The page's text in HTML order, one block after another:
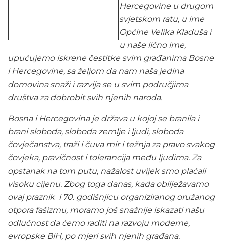
Hercegovine u drugom
svjetskom ratu, u ime
Općine Velika Kladuša i
u naše lično ime,
upućujemo iskrene čestitke svim građanima Bosne
i Hercegovine, sa željom da nam naša jedina
domovina snaži i razvija se u svim područjima
društva za dobrobit svih njenih naroda.
Bosna i Hercegovina je država u kojoj se branila i
brani sloboda, sloboda zemlje i ljudi, sloboda
čovječanstva, traži i čuva mir i težnja za pravo svakog
čovjeka, pravičnost i tolerancija među ljudima. Za
opstanak na tom putu, nažalost uvijek smo plaćali
visoku cijenu. Zbog toga danas, kada obilježavamo
ovaj praznik i 70. godišnjicu organiziranog oružanog
otpora fašizmu, moramo još snažnije iskazati našu
odlučnost da ćemo raditi na razvoju moderne,
evropske BiH, po mjeri svih njenih građana.